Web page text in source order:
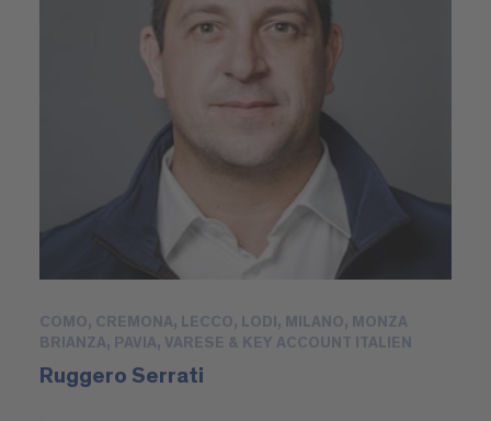
COMO, CREMONA, LECCO, LODI, MILANO, MONZA
BRIANZA, PAVIA, VARESE & KEY ACCOUNT ITALIEN
Ruggero Serrati